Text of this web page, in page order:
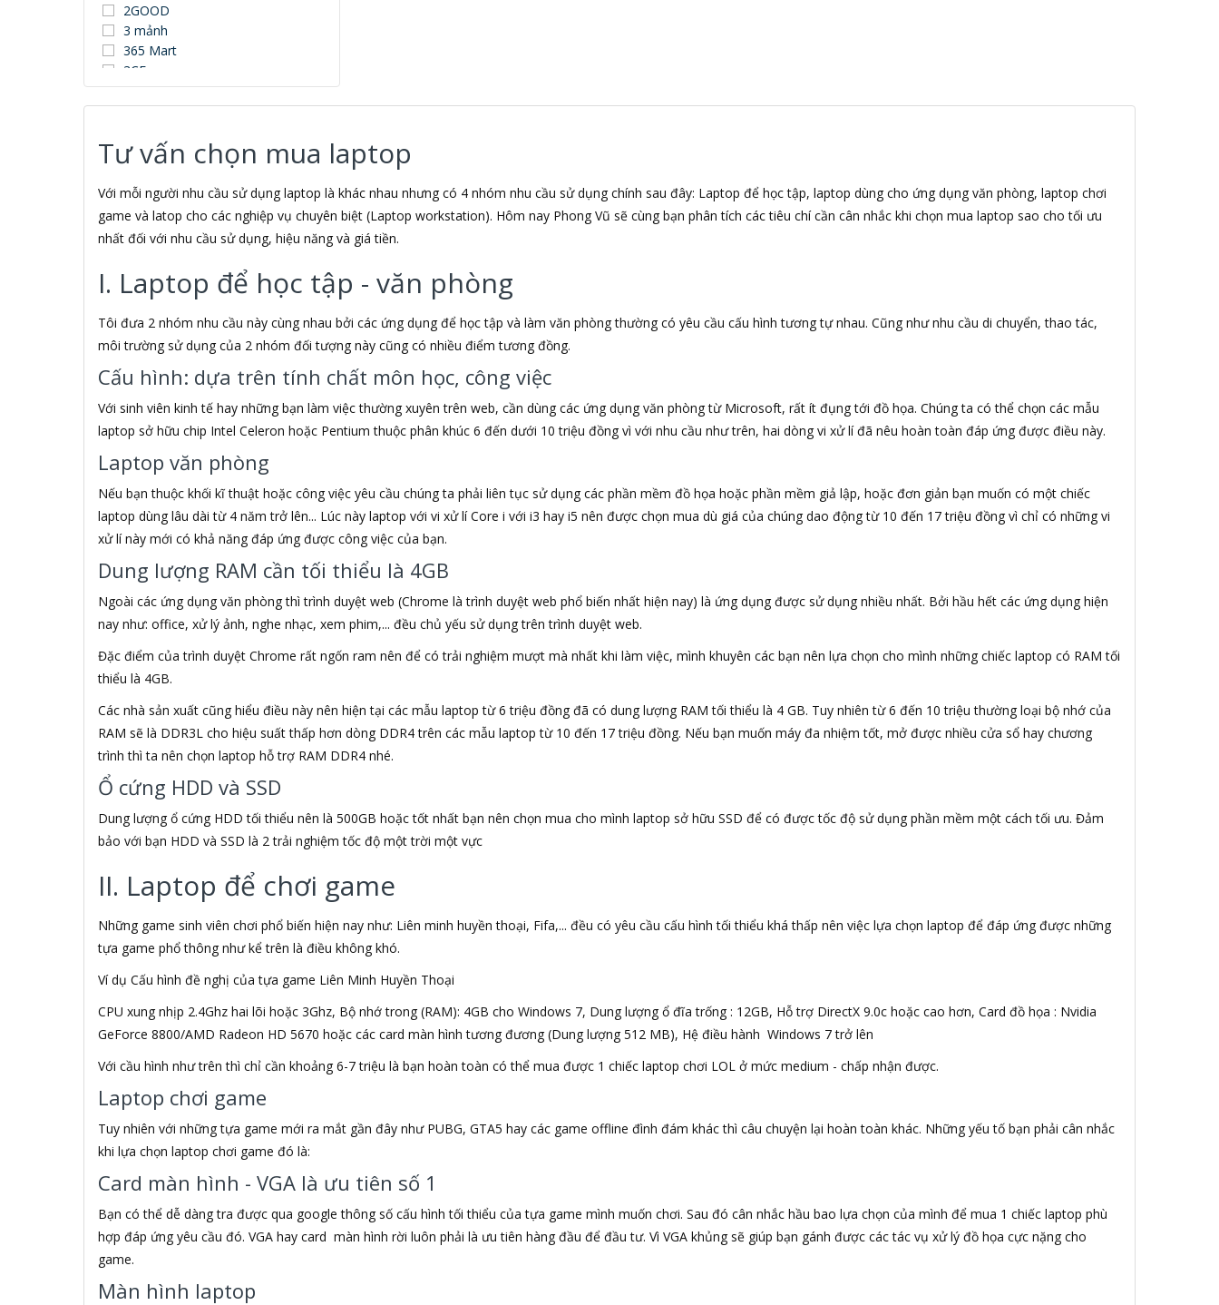
2GOOD
3 mảnh
365 Mart
3CE
3Dconnexion
3DUN
3M
3NOD
3OneData
4D
5ASYSTEMS
7Gift Shop
8848
A 100+
A Brand
A & T
A4Tech
Aardvark
ABCNOVEL
Abel
ACASIS
Acatel
Acbel
Accer
ACCESS
Ace
Acer
ACGAM
ACME MADE
Acnos
ACTIONTEC
ADAPTOR
ADATA
ADATA USA
ADD
ADDLOGIX
ADEP
ADESSO
AEG
Afiri
AFOX
AGPTEK
Agva
AHD
Aibo
Aibot
Aigo
Aiphone Corporation
Aipoo
AIV
Ajazz
AKG
AKRACING
Akus
Alantek
Tư vấn chọn mua laptop
Với mỗi người nhu cầu sử dụng laptop là khác nhau nhưng có 4 nhóm nhu cầu sử dụng chính sau đây: Laptop để học tập, laptop dùng cho ứng dụng văn phòng, laptop chơi
game và latop cho các nghiệp vụ chuyên biệt (Laptop workstation). Hôm nay Phong Vũ sẽ cùng bạn phân tích các tiêu chí cần cân nhắc khi chọn mua laptop sao cho tối ưu
nhất đối với nhu cầu sử dụng, hiệu năng và giá tiền.
I. Laptop để học tập - văn phòng
Tôi đưa 2 nhóm nhu cầu này cùng nhau bởi các ứng dụng để học tập và làm văn phòng thường có yêu cầu cấu hình tương tự nhau. Cũng như nhu cầu di chuyển, thao tác,
môi trường sử dụng của 2 nhóm đối tượng này cũng có nhiều điểm tương đồng.
Cấu hình: dựa trên tính chất môn học, công việc
Với sinh viên kinh tế hay những bạn làm việc thường xuyên trên web, cần dùng các ứng dụng văn phòng từ Microsoft, rất ít đụng tới đồ họa. Chúng ta có thể chọn các mẫu
laptop sở hữu chip Intel Celeron hoặc Pentium thuộc phân khúc 6 đến dưới 10 triệu đồng vì với nhu cầu như trên, hai dòng vi xử lí đã nêu hoàn toàn đáp ứng được điều này.
Laptop văn phòng
Nếu bạn thuộc khối kĩ thuật hoặc công việc yêu cầu chúng ta phải liên tục sử dụng các phần mềm đồ họa hoặc phần mềm giả lập, hoặc đơn giản bạn muốn có một chiếc
laptop dùng lâu dài từ 4 năm trở lên... Lúc này laptop với vi xử lí Core i với i3 hay i5 nên được chọn mua dù giá của chúng dao động từ 10 đến 17 triệu đồng vì chỉ có những vi
xử lí này mới có khả năng đáp ứng được công việc của bạn.
Dung lượng RAM cần tối thiểu là 4GB
Ngoài các ứng dụng văn phòng thì trình duyệt web (Chrome là trình duyệt web phổ biến nhất hiện nay) là ứng dụng được sử dụng nhiều nhất. Bởi hầu hết các ứng dụng hiện
nay như: office, xử lý ảnh, nghe nhạc, xem phim,... đều chủ yếu sử dụng trên trình duyệt web.
Đặc điểm của trình duyệt Chrome rất ngốn ram nên để có trải nghiệm mượt mà nhất khi làm việc, mình khuyên các bạn nên lựa chọn cho mình những chiếc laptop có RAM tối
thiểu là 4GB.
Các nhà sản xuất cũng hiểu điều này nên hiện tại các mẫu laptop từ 6 triệu đồng đã có dung lượng RAM tối thiểu là 4 GB. Tuy nhiên từ 6 đến 10 triệu thường loại bộ nhớ của
RAM sẽ là DDR3L cho hiệu suất thấp hơn dòng DDR4 trên các mẫu laptop từ 10 đến 17 triệu đồng. Nếu bạn muốn máy đa nhiệm tốt, mở được nhiều cửa sổ hay chương
trình thì ta nên chọn laptop hỗ trợ RAM DDR4 nhé.
Ổ cứng HDD và SSD
Dung lượng ổ cứng HDD tối thiểu nên là 500GB hoặc tốt nhất bạn nên chọn mua cho mình laptop sở hữu SSD để có được tốc độ sử dụng phần mềm một cách tối ưu. Đảm
bảo với bạn HDD và SSD là 2 trải nghiệm tốc độ một trời một vực
II. Laptop để chơi game
Những game sinh viên chơi phổ biến hiện nay như: Liên minh huyền thoại, Fifa,... đều có yêu cầu cấu hình tối thiểu khá thấp nên việc lựa chọn laptop để đáp ứng được những
tựa game phổ thông như kể trên là điều không khó.
Ví dụ Cấu hình đề nghị của tựa game Liên Minh Huyền Thoại
CPU xung nhịp 2.4Ghz hai lõi hoặc 3Ghz, Bộ nhớ trong (RAM): 4GB cho Windows 7, Dung lượng ổ đĩa trống : 12GB, Hỗ trợ DirectX 9.0c hoặc cao hơn, Card đồ họa : Nvidia
GeForce 8800/AMD Radeon HD 5670 hoặc các card màn hình tương đương (Dung lượng 512 MB), Hệ điều hành Windows 7 trở lên
Với cầu hình như trên thì chỉ cần khoảng 6-7 triệu là bạn hoàn toàn có thể mua được 1 chiếc laptop chơi LOL ở mức medium - chấp nhận được.
Laptop chơi game
Tuy nhiên với những tựa game mới ra mắt gần đây như PUBG, GTA5 hay các game offline đình đám khác thì câu chuyện lại hoàn toàn khác. Những yếu tố bạn phải cân nhắc
khi lựa chọn laptop chơi game đó là:
Card màn hình - VGA là ưu tiên số 1
Bạn có thể dễ dàng tra được qua google thông số cấu hình tối thiểu của tựa game mình muốn chơi. Sau đó cân nhắc hầu bao lựa chọn của mình để mua 1 chiếc laptop phù
hợp đáp ứng yêu cầu đó. VGA hay card màn hình rời luôn phải là ưu tiên hàng đầu để đầu tư. Vì VGA khủng sẽ giúp bạn gánh được các tác vụ xử lý đồ họa cực nặng cho
game.
Màn hình laptop